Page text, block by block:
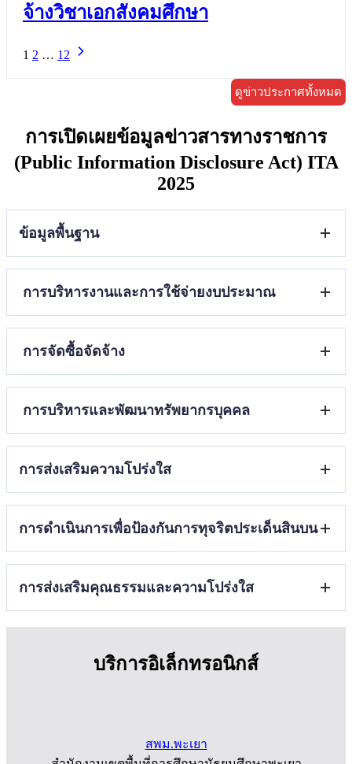
จ้างวิชาเอกสังคมศึกษา
1 2 … 12
ดูข่าวประกาศทั้งหมด
การเปิดเผยข้อมูลข่าวสารทางราชการ
(Public Information Disclosure Act) ITA
2025
ข้อมูลพื้นฐาน
ข้อมูลผู้บริหาร
ข่าวประชาสัมพันธ์
การบริหารงานและการใช้จ่ายงบประมาณ
ศึกษา
ใช้งบประมาณประจำปี
คู่มือหรือแนวทางการปฏิบัติงานของครูและบุคลากรทางการ
การจัดซื้อจัดจ้าง
ก้าวหน้าการจัดซื้อจัดจ้างหรือการจัดหาพัสดุประจำ
รายงานผลการจัดซื้อจัดจ้างหรือการจัดหาพัสดุประจำ
ปีงบประมาณ พ.ศ.2568
การบริหารและพัฒนาทรัพยากรบุคคล
ประมวลจริยธรรมและการขับเคลื่อนจริยธรรม
การส่งเสริมความโปร่งใส
ชอบ
การดำเนินการเพื่อป้องกันการทุจริตประเด็นสินบน
No gift Policy จากการปฏิบัติหน้าที่
การส่งเสริมคุณธรรมและความโปร่งใส
แนวทาง/โครงการ/กิจกรรมการป้องกันการทุจริต
บริการอิเล็กทรอนิกส์
สพม.พะเยา